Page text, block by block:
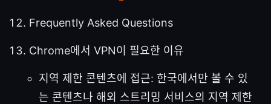
Frequently Asked Questions
Chrome에서 VPN이 필요한 이유
지역 제한 콘텐츠에 접근: 한국에서만 볼 수 있
는 콘텐츠나 해외 스트리밍 서비스의 지역 제한